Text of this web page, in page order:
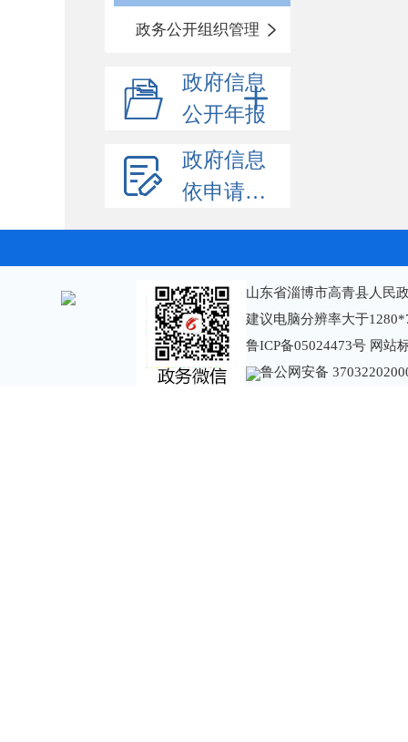
政务公开组织管理
政府信息
公开年报
政府信息
依申请公开
山东省淄博市高青县人民
建议电脑分辨率大于
鲁ICP备05024473号 网站
鲁公网安备